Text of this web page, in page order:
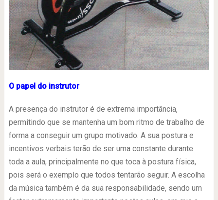
O papel do instrutor
A presença do instrutor é de extrema importância,
permitindo que se mantenha um bom ritmo de trabalho de
forma a conseguir um grupo motivado. A sua postura e
incentivos verbais terão de ser uma constante durante
toda a aula, principalmente no que toca à postura física,
pois será o exemplo que todos tentarão seguir. A escolha
da música também é da sua responsabilidade, sendo um